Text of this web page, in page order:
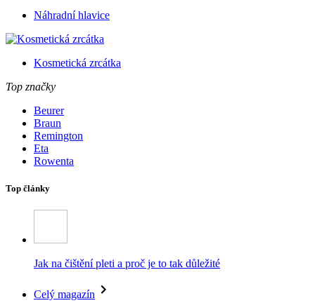
Náhradní hlavice
Kosmetická zrcátka
Top značky
Beurer
Braun
Remington
Eta
Rowenta
Top články
Jak na čištění pleti a proč je to tak důležité
Celý magazín